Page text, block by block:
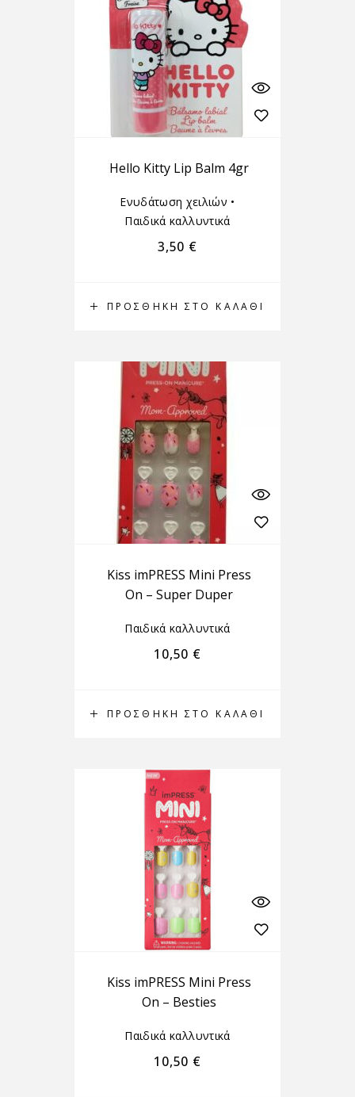
ΠΡΟΣΘΉΚΗ ΣΤΟ ΚΑΛΆΘΙ
Hello Kitty Lip Balm 4gr
Ενυδάτωση χειλιών •
Παιδικά καλλυντικά
3,50 €
ΠΡΟΣΘΉΚΗ ΣΤΟ ΚΑΛΆΘΙ
Kiss imPRESS Mini Press
On – Super Duper
Παιδικά καλλυντικά
10,50 €
Kiss imPRESS Mini Press
On – Besties
Παιδικά καλλυντικά
10,50 €